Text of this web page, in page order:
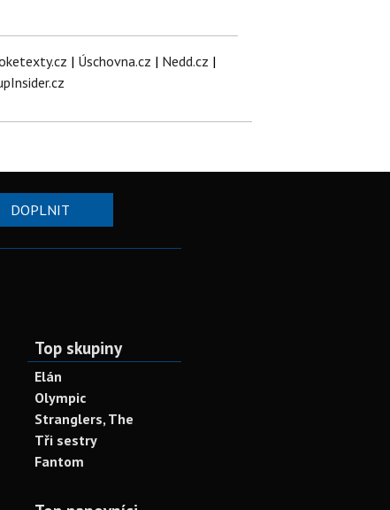
| Úschovna.cz | Nedd.cz |
DOPLNIT
Top skupiny
Elán
Olympic
Stranglers, The
Tři sestry
Fantom